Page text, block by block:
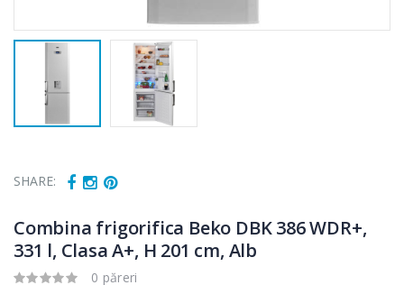
SHARE:
Combina frigorifica Beko DBK 386 WDR+,
331 l, Clasa A+, H 201 cm, Alb
0 păreri